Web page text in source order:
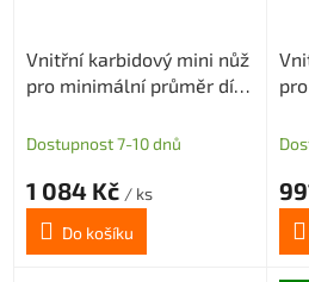
Vnitřní karbidový mini nůž
pro minimální průměr díry
Dostupnost 7-10 dnů
1 084 Kč / ks
Do košíku